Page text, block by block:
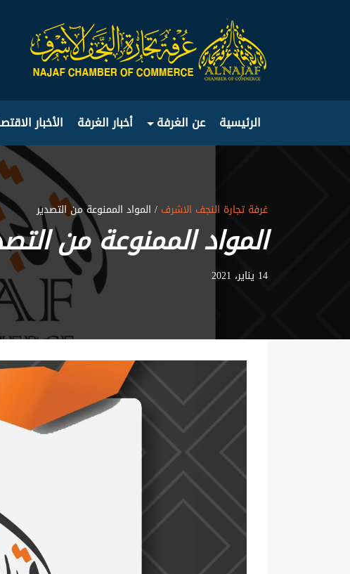
الرئيسية عن الغرفة أخبار الغرفة الأخبار
غرفة تجارة النجف الاشرف / المواد الممنوعة من التصدير
المواد الممنوعة من
14 يناير، 2021